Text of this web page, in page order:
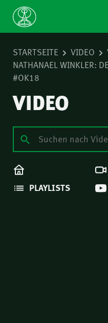
STARTSEITE VIDEO
NATHANAEL WINKLER:
#OK18
VIDEO
PLAYLISTS